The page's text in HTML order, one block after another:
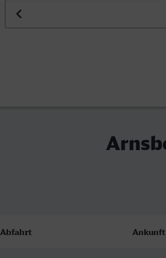
Uhrzeit der Hinfahrt
Abfahrt Ankunft